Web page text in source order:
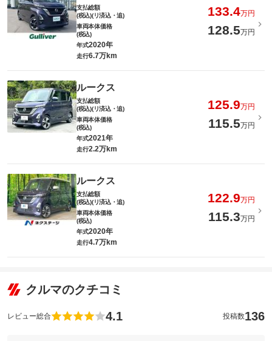
支払総額
(税込)(リ済込・追)
133.4万円
車両本体価格
(税込)
128.5万円
年式2020年
走行6.7万km
ルークス
支払総額
(税込)(リ済込・追)
125.9万円
車両本体価格
(税込)
115.5万円
年式2021年
走行2.2万km
ルークス
支払総額
(税込)(リ済込・追)
122.9万円
車両本体価格
(税込)
115.3万円
年式2020年
走行4.7万km
クルマのクチコミ
レビュー総合 4.1 投稿数136